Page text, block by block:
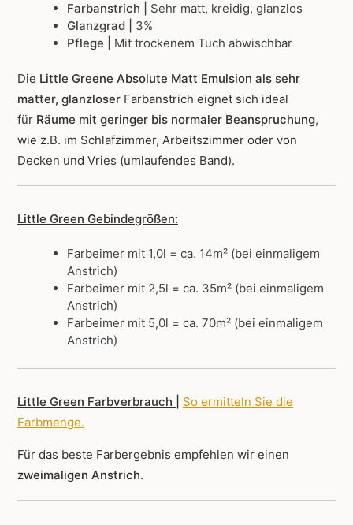
Farbanstrich | Sehr matt, kreidig, glanzlos
Glanzgrad | 3%
Pflege | Mit trockenem Tuch abwischbar
Die Little Greene Absolute Matt Emulsion als sehr
matter, glanzloser Farbanstrich eignet sich ideal
für Räume mit geringer bis normaler Beanspruchung,
wie z.B. im Schlafzimmer, Arbeitszimmer oder von
Decken und Vries (umlaufendes Band).
Little Green Gebindegrößen:
Farbeimer mit 1,0l = ca. 14m² (bei einmaligem
Anstrich)
Farbeimer mit 2,5l = ca. 35m² (bei einmaligem
Anstrich)
Farbeimer mit 5,0l = ca. 70m² (bei einmaligem
Anstrich)
Little Green Farbverbrauch |
So ermitteln Sie die
Farbmenge.
Für das beste Farbergebnis empfehlen wir einen
zweimaligen Anstrich.